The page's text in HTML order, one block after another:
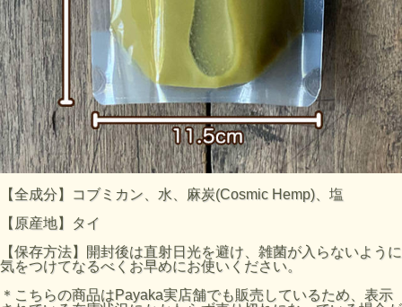
【全成分】コブミカン、水、麻炭(Cosmic Hemp)、塩
【原産地】タイ
【保存方法】開封後は直射日光を避け、雑菌が入らないように
気をつけてなるべくお早めにお使いください。
＊こちらの商品はPayaka実店舗でも販売しているため、表示